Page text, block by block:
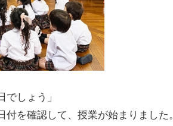
でしょう」
付を確認して、授業が始まりました